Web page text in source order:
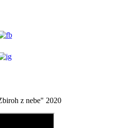
z nebe" 2020